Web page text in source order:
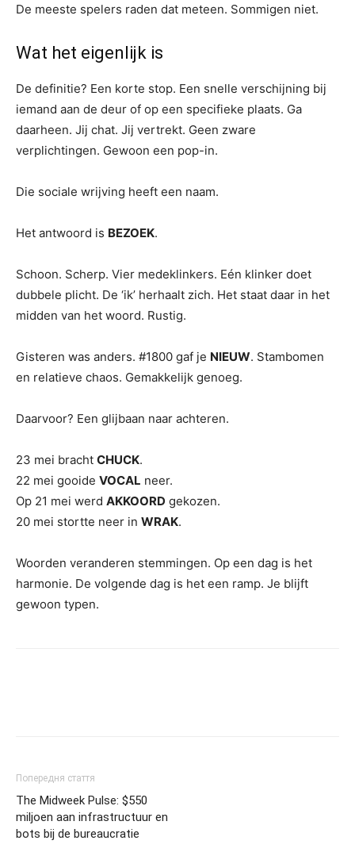
De meeste spelers raden dat meteen. Sommigen niet.
Wat het eigenlijk is
De definitie? Een korte stop. Een snelle verschijning bij
iemand aan de deur of op een specifieke plaats. Ga
daarheen. Jij chat. Jij vertrekt. Geen zware
verplichtingen. Gewoon een pop-in.
Die sociale wrijving heeft een naam.
Het antwoord is BEZOEK.
Schoon. Scherp. Vier medeklinkers. Eén klinker doet
dubbele plicht. De ‘ik’ herhaalt zich. Het staat daar in het
midden van het woord. Rustig.
Gisteren was anders. #1800 gaf je NIEUW. Stambomen
en relatieve chaos. Gemakkelijk genoeg.
Daarvoor? Een glijbaan naar achteren.
23 mei bracht CHUCK.
22 mei gooide VOCAL neer.
Op 21 mei werd AKKOORD gekozen.
20 mei stortte neer in WRAK.
Woorden veranderen stemmingen. Op een dag is het
harmonie. De volgende dag is het een ramp. Je blijft
gewoon typen.
Попередня стаття
The Midweek Pulse: $550
miljoen aan infrastructuur en
bots bij de bureaucratie